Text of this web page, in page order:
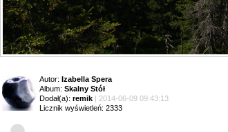
Autor: Izabella Spera
Album: Skalny Stół
Dodał(a): remik | 2014-06-09 09:43:13
Licznik wyświetleń: 2333